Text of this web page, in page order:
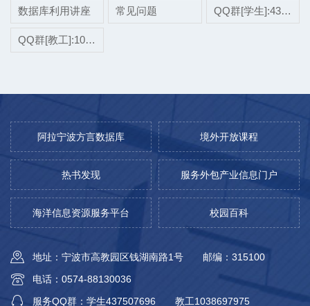
数据库利用讲座 常见问题 QQ群[学生]:437507696
QQ群[教工]:1038697975
阿拉宁波方言数据库 境外开放课程
热书发现 服务外包产业信息门户
海洋信息资源服务平台 校园百科
地址：宁波市高教园区钱湖南路1号
邮编：315100
电话：0574-88130036
服务QQ群：学生437507696
教工1038697975